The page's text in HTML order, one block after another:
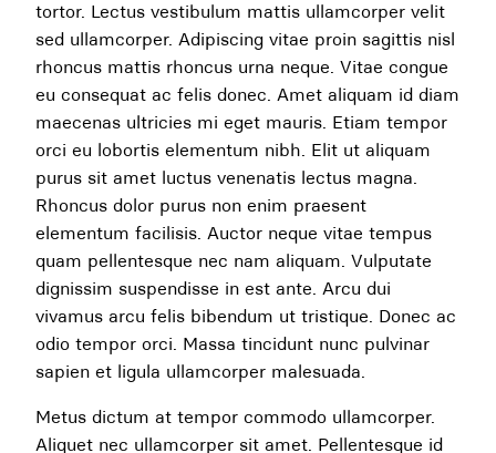
tortor. Lectus vestibulum mattis ullamcorper velit
sed ullamcorper. Adipiscing vitae proin sagittis nisl
rhoncus mattis rhoncus urna neque. Vitae congue
eu consequat ac felis donec. Amet aliquam id diam
maecenas ultricies mi eget mauris. Etiam tempor
orci eu lobortis elementum nibh. Elit ut aliquam
purus sit amet luctus venenatis lectus magna.
Rhoncus dolor purus non enim praesent
elementum facilisis. Auctor neque vitae tempus
quam pellentesque nec nam aliquam. Vulputate
dignissim suspendisse in est ante. Arcu dui
vivamus arcu felis bibendum ut tristique. Donec ac
odio tempor orci. Massa tincidunt nunc pulvinar
sapien et ligula ullamcorper malesuada.
Metus dictum at tempor commodo ullamcorper.
Aliquet nec ullamcorper sit amet. Pellentesque id